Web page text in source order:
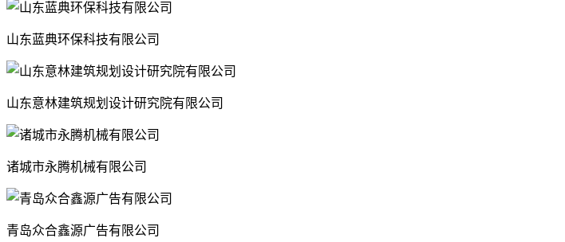
山东蓝典环保科技有限公司
山东意林建筑规划设计研究院有限公司
诸城市永腾机械有限公司
青岛众合鑫源广告有限公司